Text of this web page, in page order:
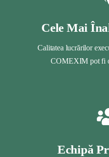
Cele Mai
Calitatea lucrărilor
COMEXIM pot fi
Echipă